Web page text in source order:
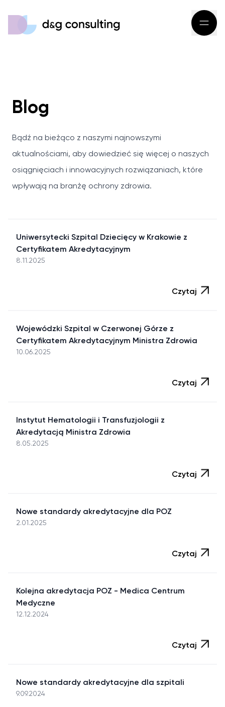
Blog
Bądź na bieżąco z naszymi najnowszymi
aktualnościami, aby dowiedzieć się więcej o naszych
osiągnięciach i innowacyjnych rozwiązaniach, które
wpływają na branżę ochrony zdrowia.
Uniwersytecki Szpital Dziecięcy w Krakowie z
Certyfikatem Akredytacyjnym
8.11.2025
Czytaj
Wojewódzki Szpital w Czerwonej Górze z
Certyfikatem Akredytacyjnym Ministra Zdrowia
10.06.2025
Czytaj
Instytut Hematologii i Transfuzjologii z
Akredytacją Ministra Zdrowia
8.05.2025
Czytaj
Nowe standardy akredytacyjne dla POZ
2.01.2025
Czytaj
Kolejna akredytacja POZ - Medica Centrum
Medyczne
12.12.2024
Czytaj
Nowe standardy akredytacyjne dla szpitali
9.09.2024